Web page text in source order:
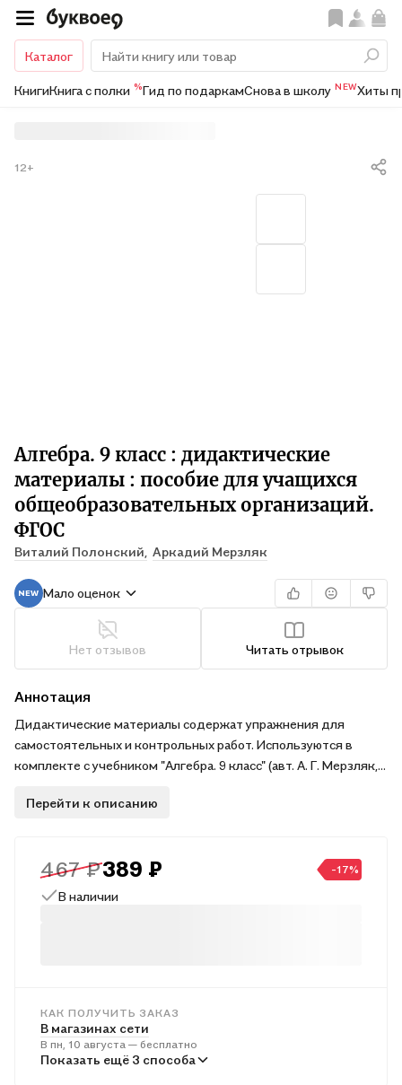
Каталог
КнигиКнига с полки %Гид по подаркамСнова в школу NEWХиты
Алгебра. 9 класс : дидактические
материалы : пособие для учащихся
общеобразовательных организаций.
ФГОС
Виталий Полонский, Аркадий Мерзляк
12+
Мало оценок
Нет отзывов Читать отрывок
Аннотация
Дидактические материалы содержат упражнения для
самостоятельных и контрольных работ. Используются в
комплекте с учебником "Алгебра. 9 класс" (авт. А. Г. Мерзляк,
комплектов "Алгоритм успеха". Соответствуют
Перейти к описанию
467 ₽389 ₽ -17%
В наличии
КАК ПОЛУЧИТЬ ЗАКАЗ
В магазинах сети
В пн, 10 августа — бесплатно
В пунктах выдачи
Показать ещё 3 способа